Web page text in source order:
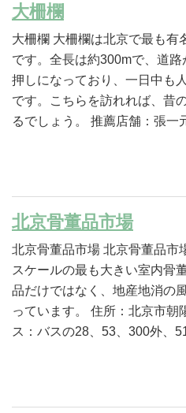
大柵欄
大柵欄 大柵欄は北京で最も有
です。全長は約300mで、道
押しになっており、一日中も
です。こちらを訪れれば、昔
るでしょう。 推薦店舗：張一
北京骨董品市場
北京骨董品市場 北京骨董品市
スケールの最も大きい室内骨
品だけではなく、地産地消の
っています。 住所：北京市朝
ス：バスの28、53、300外、